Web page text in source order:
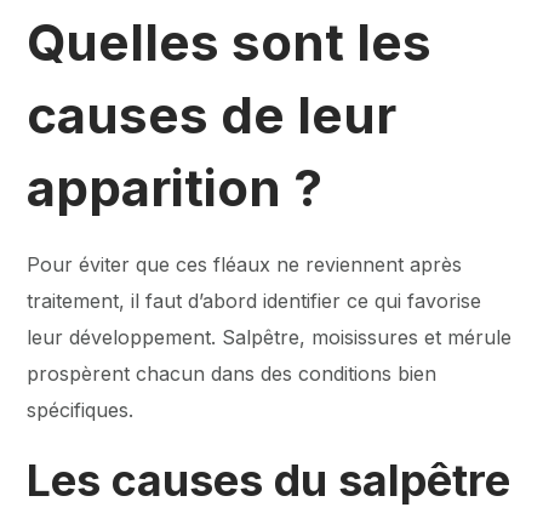
Quelles sont les
causes de leur
apparition ?
Pour éviter que ces fléaux ne reviennent après
traitement, il faut d’abord identifier ce qui favorise
leur développement. Salpêtre, moisissures et mérule
prospèrent chacun dans des conditions bien
spécifiques.
Les causes du salpêtre